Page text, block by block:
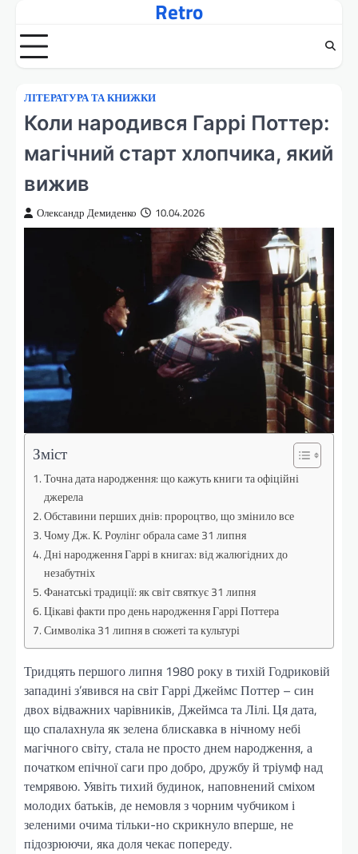
вмісту
Retro
ЛІТЕРАТУРА ТА КНИЖКИ
Коли народився Гаррі Поттер:
магічний старт хлопчика, який
вижив
Олександр Демиденко 10.04.2026
Зміст
Точна дата народження: що кажуть книги та офіційні
джерела
Обставини перших днів: пророцтво, що змінило все
Чому Дж. К. Роулінг обрала саме 31 липня
Дні народження Гаррі в книгах: від жалюгідних до
незабутніх
Фанатські традиції: як світ святкує 31 липня
Цікаві факти про день народження Гаррі Поттера
Символіка 31 липня в сюжеті та культурі
Тридцять першого липня 1980 року в тихій Годриковій
западині з’явився на світ Гаррі Джеймс Поттер – син
двох відважних чарівників, Джеймса та Лілі. Ця дата,
що спалахнула як зелена блискавка в нічному небі
магічного світу, стала не просто днем народження, а
початком епічної саги про добро, дружбу й тріумф над
темрявою. Уявіть тихий будинок, наповнений сміхом
молодих батьків, де немовля з чорним чубчиком і
зеленими очима тільки-но скрикнуло вперше, не
підозрюючи, яка доля чекає попереду.